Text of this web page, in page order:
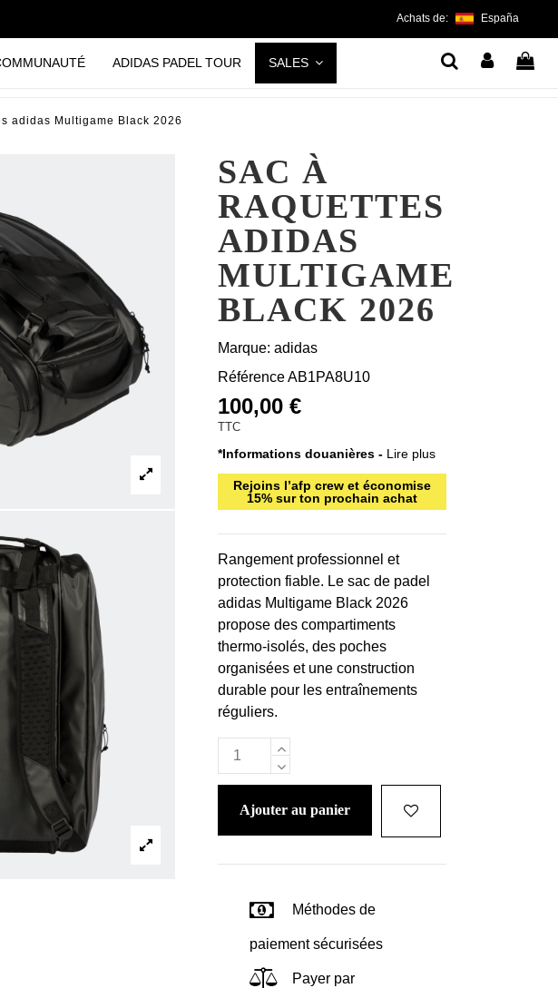
Achats de: España
ADIDAS PADEL TOUR SALES
adidas Multigame Black 2026
SAC À
RAQUETTES
ADIDAS
MULTIGAME
BLACK 2026
Marque: adidas
RéférenceAB1PA8U10
100,00 €
TTC
*Informations douanières - Lire plus
Rejoins l’afp crew et économise
15% sur ton prochain achat
Rangement professionnel et
protection fiable. Le sac de padel
adidas Multigame Black 2026
propose des compartiments
thermo-isolés, des poches
organisées et une construction
durable pour les entraînements
réguliers.
ajouter au panier
Méthodes de
paiement sécurisées
Payer par